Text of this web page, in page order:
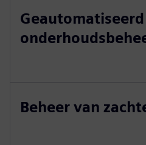
Geautomatiseerd
Beheer van